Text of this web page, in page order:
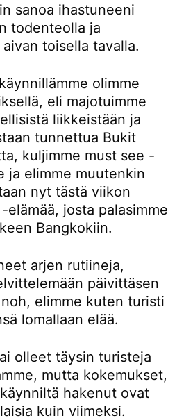
sanoa ihastuneeni
todenteolla ja
toisella tavalla.
olimme
eli majotuimme
liikkeistään ja
tunnettua Bukit
kuljimme must see -
ja elimme muutenkin
nyt tästä viikon
elämää, josta palasimme
Bangkokiin.
arjen rutiineja,
päivittäsen
elimme kuten turisti
lomallaan elää.
olleet täysin turisteja
mutta kokemukset,
hakenut ovat
kuin viimeksi.